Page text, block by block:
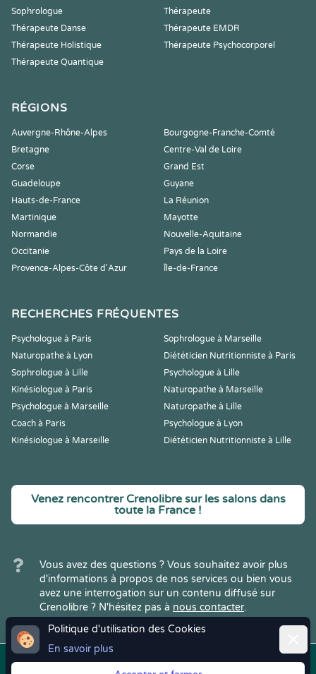
Politique d'utilisation des Cookies
En savoir plus
Sophrologue
Thérapeute
Thérapeute Danse
Thérapeute EMDR
Thérapeute Holistique
Thérapeute Psychocorporel
Thérapeute Quantique
RÉGIONS
Auvergne-Rhône-Alpes
Bourgogne-Franche-Comté
Bretagne
Centre-Val de Loire
Corse
Grand Est
Guadeloupe
Guyane
Hauts-de-France
La Réunion
Martinique
Mayotte
Normandie
Nouvelle-Aquitaine
Occitanie
Pays de la Loire
Provence-Alpes-Côte d'Azur
Île-de-France
RECHERCHES FRÉQUENTES
Psychologue à Paris
Sophrologue à Marseille
Naturopathe à Lyon
Diététicien Nutritionniste à Paris
Sophrologue à Lille
Psychologue à Lille
Kinésiologue à Paris
Naturopathe à Marseille
Psychologue à Marseille
Naturopathe à Lille
Coach à Paris
Psychologue à Lyon
Kinésiologue à Marseille
Diététicien Nutritionniste à Lille
Venez rencontrer Crenolibre sur les salons dans
toute la France !
Vous avez des questions ? Vous souhaitez avoir plus
d'informations à propos de nos services ou bien vous
avez une interrogation sur un contenu diffusé sur
Crenolibre ? N'hésitez pas à nous contacter.
Copyright © 2022Crenolibre, tous Mentions | CGV | RGPD